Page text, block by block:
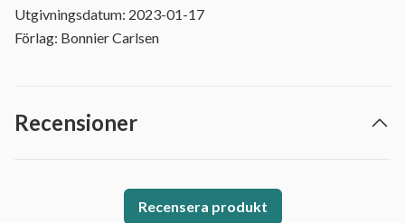
Utgivningsdatum: 2023-01-17
Förlag: Bonnier Carlsen
Recensioner
Recensera produkt